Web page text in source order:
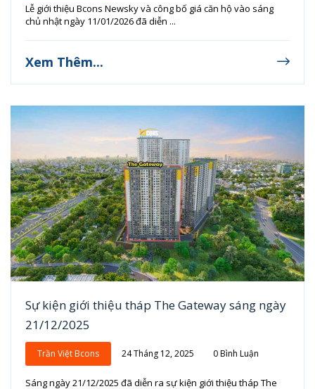
Lễ giới thiệu Bcons Newsky và công bố giá căn hộ vào sáng
chủ nhật ngày 11/01/2026 đã diễn ...
Xem Thêm...
Sự kiện giới thiệu tháp The Gateway sáng ngày
21/12/2025
Trần Việt Bcons 24 Tháng 12, 2025 0 Bình Luận
Sáng ngày 21/12/2025 đã diễn ra sự kiện giới thiệu tháp The